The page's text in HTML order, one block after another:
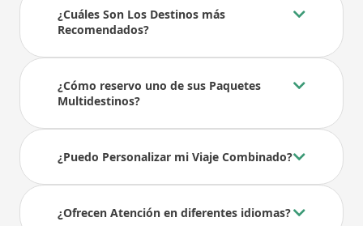
¿Cuáles Son Los Destinos más
Recomendados?
¿Cómo reservo uno de sus Paquetes
Multidestinos?
¿Puedo Personalizar mi Viaje Combinado?
¿Ofrecen Atención en diferentes idiomas?